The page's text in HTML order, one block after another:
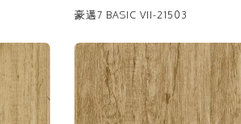
豪邁7 BASIC VII-21503